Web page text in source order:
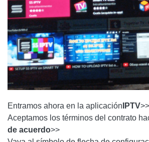
Entramos ahora en la aplicación IPTV>>
Aceptamos los términos del contrato
de acuerdo>>